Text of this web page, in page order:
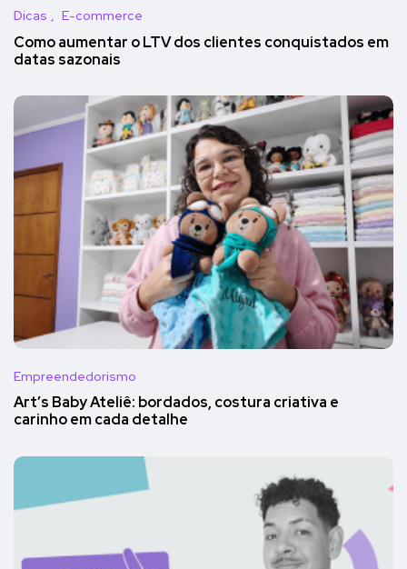
Dicas E-commerce
Como aumentar o LTV dos clientes conquistados em
datas sazonais
Empreendedorismo
Art’s Baby Ateliê: bordados, costura criativa e
carinho em cada detalhe